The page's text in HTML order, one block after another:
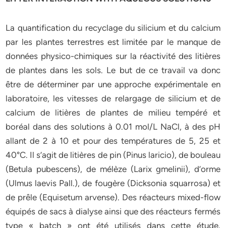
La quantification du recyclage du silicium et du calcium
par les plantes terrestres est limitée par le manque de
données physico-chimiques sur la réactivité des litières
de plantes dans les sols. Le but de ce travail va donc
être de déterminer par une approche expérimentale en
laboratoire, les vitesses de relargage de silicium et de
calcium de litières de plantes de milieu tempéré et
boréal dans des solutions à 0.01 mol/L NaCl, à des pH
allant de 2 à 10 et pour des températures de 5, 25 et
40°C. Il s’agit de litières de pin (Pinus laricio), de bouleau
(Betula pubescens), de mélèze (Larix gmelinii), d’orme
(Ulmus laevis Pall.), de fougère (Dicksonia squarrosa) et
de prêle (Equisetum arvense). Des réacteurs mixed-flow
équipés de sacs à dialyse ainsi que des réacteurs fermés
type « batch » ont été utilisés dans cette étude.